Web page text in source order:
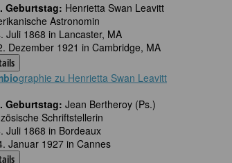
Geburtstag: Henrietta Swan Leavitt
Astronomin
Juli 1868 in Lancaster, MA
Dezember 1921 in Cambridge, MA
graphie zu Henrietta Swan Leavitt
Geburtstag: Jean Bertheroy (Ps.)
Schriftstellerin
Juli 1868 in Bordeaux
Januar 1927 in Cannes